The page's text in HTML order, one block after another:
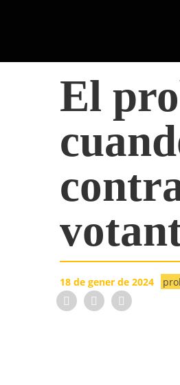
El
18 de gener de 2024